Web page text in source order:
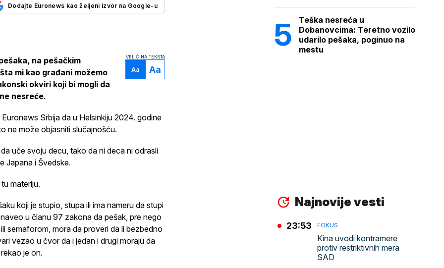
Dodajte Euronews kao željeni izvor na Google-u
VELIČINA TEKSTA
Aa Aa
na pešačkim
mi kao građani možemo
okviri koji bi mogli da
nesreće.
Srbija da u Helsinkiju 2024. godine
ne može objasniti slučajnošću.
uče svoju decu, tako da ni deca ni odrasli
Japana i Švedske.
materiju.
koji je stupio, stupa ili ima nameru da stupi
u članu 97 zakona da pešak, pre nego
semaforom, mora da proveri da li bezbedno
vezao u čvor da i jedan i drugi moraju da
je on.
Teška nesreća u
Dobanovcima: Teretno vozilo
udarilo pešaka, poginuo na
mestu
Najnovije vesti
FOKUS
Kina uvodi kontramere
protiv restriktivnih mera
SAD
23:53